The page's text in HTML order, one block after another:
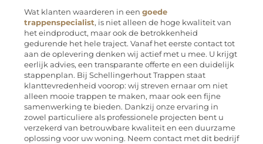
Wat klanten waarderen in een goede
trappenspecialist, is niet alleen de hoge kwaliteit van
het eindproduct, maar ook de betrokkenheid
gedurende het hele traject. Vanaf het eerste contact tot
aan de oplevering denken wij actief met u mee. U krijgt
eerlijk advies, een transparante offerte en een duidelijk
stappenplan. Bij Schellingerhout Trappen staat
klanttevredenheid voorop: wij streven ernaar om niet
alleen mooie trappen te maken, maar ook een fijne
samenwerking te bieden. Dankzij onze ervaring in
zowel particuliere als professionele projecten bent u
verzekerd van betrouwbare kwaliteit en een duurzame
oplossing voor uw woning. Neem contact met dit bedrijf